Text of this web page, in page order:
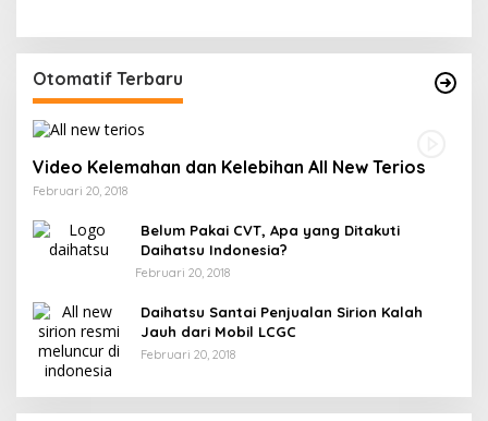
Otomatif Terbaru
Video Kelemahan dan Kelebihan All New Terios
Februari 20, 2018
Belum Pakai CVT, Apa yang Ditakuti
Daihatsu Indonesia?
Februari 20, 2018
Daihatsu Santai Penjualan Sirion Kalah
Jauh dari Mobil LCGC
Februari 20, 2018